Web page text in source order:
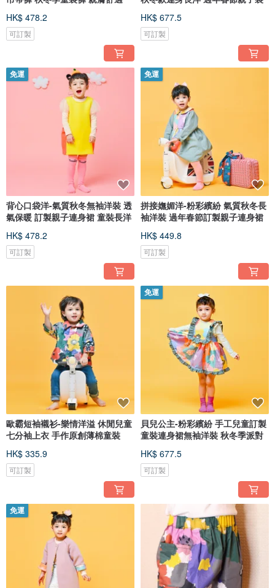
HK$ 478.2
可訂製
HK$ 677.5
可訂製
免運
背心口袋洋-氣質秋冬無袖洋裝 透
氣保暖 訂製親子連身裙 童裝長洋
HK$ 478.2
可訂製
免運
拼接嫵媚洋-粉彩繽紛 氣質秋冬長
袖洋裝 過年春節訂製親子連身裙
HK$ 449.8
可訂製
歐霸短袖襯衫-樂情洋溢 休閒兒童
七分袖上衣 手作原創薄棉童裝
HK$ 335.9
可訂製
免運
貝兒公主-粉彩繽紛 手工兒童訂製
童裝連身裙無袖洋裝 秋冬季派對
HK$ 677.5
可訂製
免運